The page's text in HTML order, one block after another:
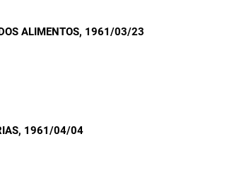
ALIMENTOS, 1961/03/23
, 1961/04/04